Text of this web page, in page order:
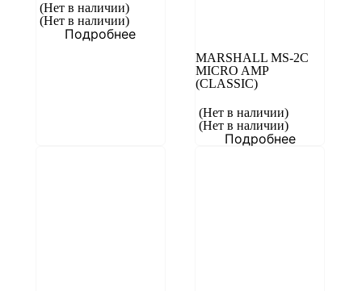
(Нет в наличии)
(Нет в наличии)
Подробнее
MARSHALL MS-2C
MICRO AMP
(CLASSIC)
(Нет в наличии)
(Нет в наличии)
Подробнее